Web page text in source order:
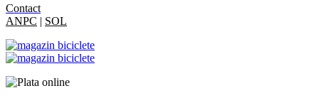
Contact
ANPC | SOL